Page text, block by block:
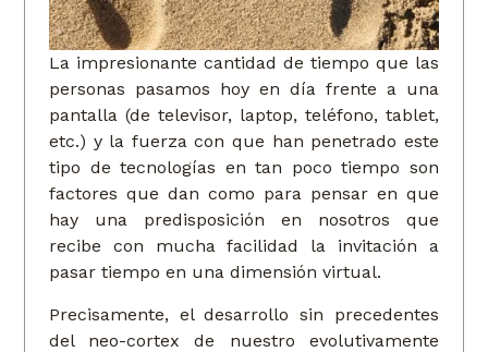
La impresionante cantidad de tiempo que las
personas pasamos hoy en día frente a una
pantalla (de televisor, laptop, teléfono, tablet,
etc.) y la fuerza con que han penetrado este
tipo de tecnologías en tan poco tiempo son
factores que dan como para pensar en que
hay una predisposición en nosotros que
recibe con mucha facilidad la invitación a
pasar tiempo en una dimensión virtual.
Precisamente, el desarrollo sin precedentes
del neo-cortex de nuestro evolutivamente